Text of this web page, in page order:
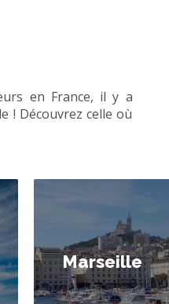
en France, il y a
! Découvrez celle où
Marseille